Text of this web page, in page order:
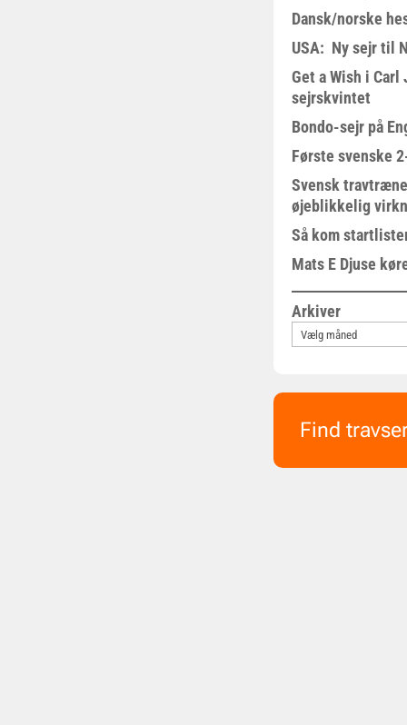
Dansk/norske
USA: Ny sejr til
Get a Wish i Carl
sejrskvintet
Bondo-sejr på
Første svenske
Svensk
øjeblikkelig
Så kom
Mats E Djuse
Arkiver
Find